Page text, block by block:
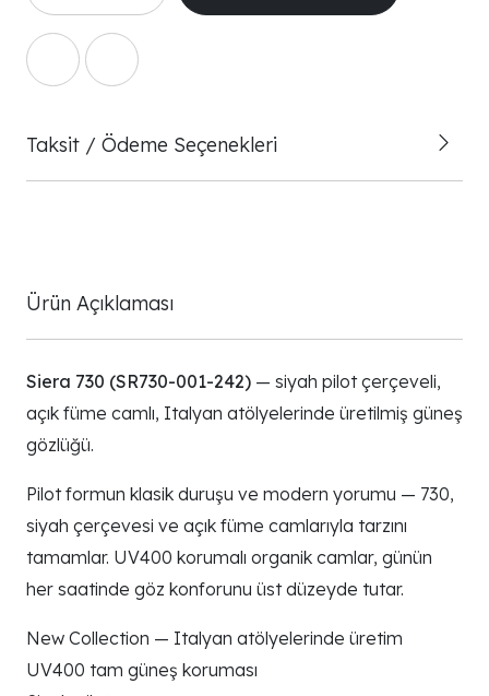
Taksit / Ödeme Seçenekleri
Ürün Açıklaması
Siera 730 (SR730-001-242) — siyah pilot çerçeveli,
açık füme camlı, Italyan atölyelerinde üretilmiş güneş
gözlüğü.
Pilot formun klasik duruşu ve modern yorumu — 730,
siyah çerçevesi ve açık füme camlarıyla tarzını
tamamlar. UV400 korumalı organik camlar, günün
her saatinde göz konforunu üst düzeyde tutar.
New Collection — Italyan atölyelerinde üretim
UV400 tam güneş koruması